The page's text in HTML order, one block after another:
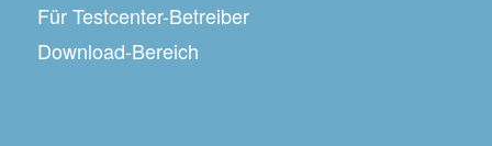
Für Testcenter-Betreiber
Download-Bereich